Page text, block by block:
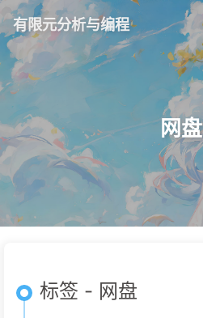
有限元分析与编程
网盘
标签 - 网盘